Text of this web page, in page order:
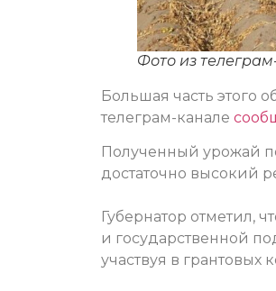
Фото из
Большая часть этого
телеграм-канале
Полученный урожай
достаточно высокий
Губернатор отметил,
и государственной
участвуя в грантовых